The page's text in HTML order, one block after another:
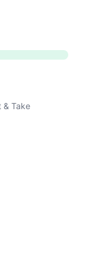
& Take